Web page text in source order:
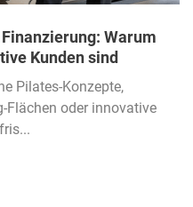
Warum
Kunden sind
Pilates-Konzepte,
Flächen oder innovative